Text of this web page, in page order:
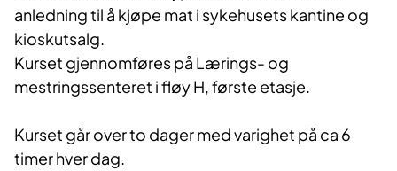
anledning til å kjøpe mat i sykehusets kantine og
kioskutsalg.
Kurset gjennomføres på Lærings- og
mestringssenteret i fløy H, første etasje.
Kurset går over to dager med varighet på ca 6
timer hver dag.